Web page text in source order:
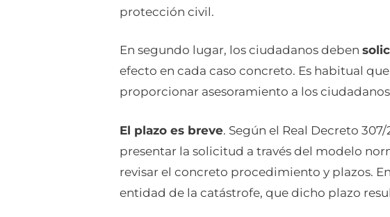
protección civil.
En segundo lugar, los ciudadanos deben
efecto en cada caso concreto. Es habitual
proporcionar asesoramiento a los
El plazo es breve. Según el Real Decreto
presentar la solicitud a través del modelo
revisar el concreto procedimiento y plazos.
entidad de la catástrofe, que dicho plazo